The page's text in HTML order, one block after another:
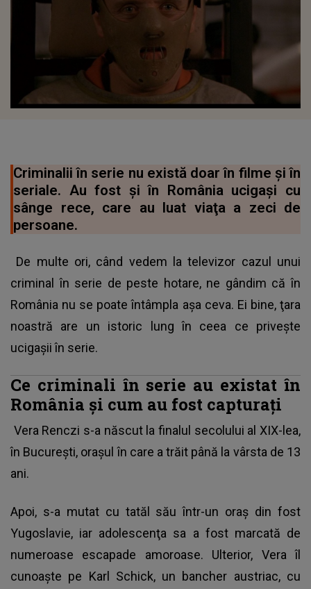
Criminalii în serie nu există doar în filme şi în
seriale. Au fost şi în România ucigaşi cu
sânge rece, care au luat viaţa a zeci de
persoane.
De multe ori, când vedem la televizor cazul unui
criminal în serie de peste hotare, ne gândim că în
România nu se poate întâmpla aşa ceva. Ei bine, ţara
noastră are un istoric lung în ceea ce priveşte
ucigaşii în serie.
Ce criminali în serie au existat în
România şi cum au fost capturaţi
Vera Renczi s-a născut la finalul secolului al XIX-lea,
în Bucureşti, oraşul în care a trăit până la vârsta de 13
ani.
Apoi, s-a mutat cu tatăl său într-un oraş din fost
Yugoslavie, iar adolescenţa sa a fost marcată de
numeroase escapade amoroase. Ulterior, Vera îl
cunoaşte pe Karl Schick, un bancher austriac, cu